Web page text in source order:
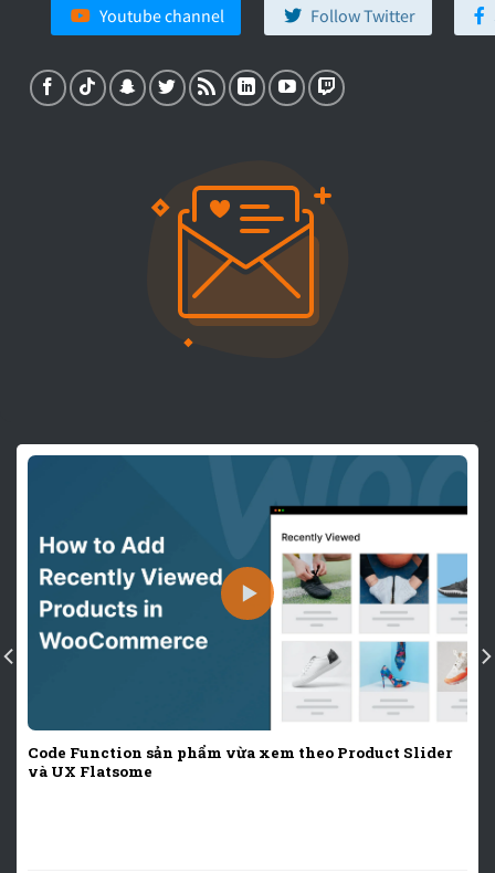
Youtube channel Follow Twitter
Code Function sản phẩm vừa xem theo Product Slider
và UX Flatsome